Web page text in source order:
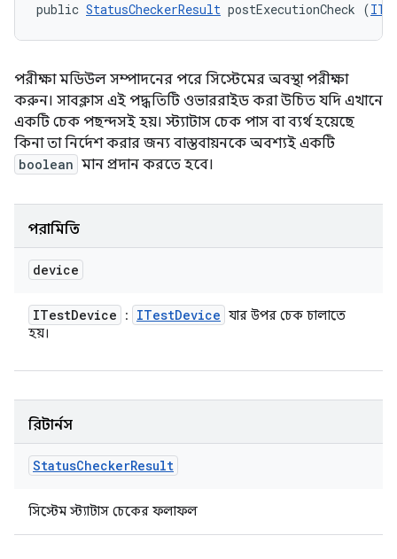
public StatusCheckerResult postExecutionCheck (
পরীক্ষা মডিউল সম্পাদনের পরে সিস্টেমের অবস্থা পরীক্ষা
করুন। সাবক্লাস এই পদ্ধতিটি ওভাররাইড করা উচিত যদি এখানে
একটি চেক পছন্দসই হয়। স্ট্যাটাস চেক পাস বা ব্যর্থ হয়েছে
কিনা তা নির্দেশ করার জন্য বাস্তবায়নকে অবশ্যই একটি
boolean মান প্রদান করতে হবে।
পরামিতি
device
ITestDevice : ITestDevice যার উপর চেক চালাতে
হয়।
রিটার্নস
StatusCheckerResult
সিস্টেম স্ট্যাটাস চেকের ফলাফল